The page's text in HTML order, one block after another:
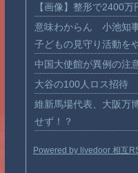
【画像】整形で2400
意味わからん 小池知
子どもの見守り活動を
中国大使館が異例の
大谷の100人ロス招待
維新馬場代表、大阪万
せず！？
Powered by livedoor 相互